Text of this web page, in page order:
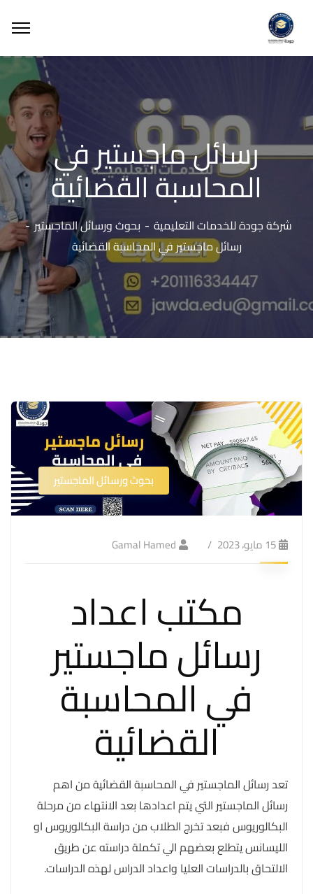
رسائل ماجستير في
المحاسبة القضائية
شركة جودة للخدمات التعليمية
بحوث ورسائل الماجستير
رسائل ماجستير في المحاسبة القضائية
بحوث ورسائل الماجستير
15 مايو، 2023 Gamal Hamed
مكتب اعداد
رسائل ماجستير
في المحاسبة
القضائية
تعد رسائل الماجستير في المحاسبة القضائية من اهم
رسائل الماجستير التي يتم اعدادها بعد الانتهاء من مرحلة
البكالوريوس فبعد تخرج الطلاب من دراسة البكالوريوس او
الليسانس يتطلع بعضهم الي تكملة دراسته عن طريق
الالتحاق بالدراسات العليا واعداد الدراس لهذه الدراسات.